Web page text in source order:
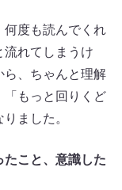
何度も読んでくれ
流れてしまうけ
ら、ちゃんと理解
「もっと回りくど
ました。
こと、意識した